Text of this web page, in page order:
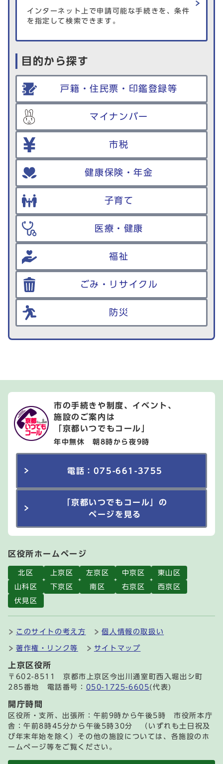
インターネット上で申請可能な手続きを、条件
を指定して検索できます。
目的から探す
戸籍・住民票・印鑑登録等
マイナンバー
市税
健康保険・年金
子育て
医療・健康
福祉
ごみ・リサイクル
防災
市の手続きや制度、イベント、
施設のご案内は
「京都いつでもコール」
年中無休 朝8時から夜9時
電話：075-661-3755
「京都いつでもコール」の
ページを見る
区役所ホームページ
北区 上京区 左京区 中京区
東山区
山科区
下京区 南区 右京区
西京区
伏見区
このサイトの考え方 個人情報の取扱い
著作権・リンク等 サイトマップ
上京区役所
〒602-8511 京都市上京区今出川通室町西入堀出シ町
285番地 電話番号： 050-1725-6605(代表)
開庁時間
区役所・支所、出張所：午前9時から午後5時 市役所本庁
舎：午前8時45分から午後5時30分 （いずれも土日祝及
び年末年始を除く）その他の施設については、各施設のホ
ームページ等をご覧ください。